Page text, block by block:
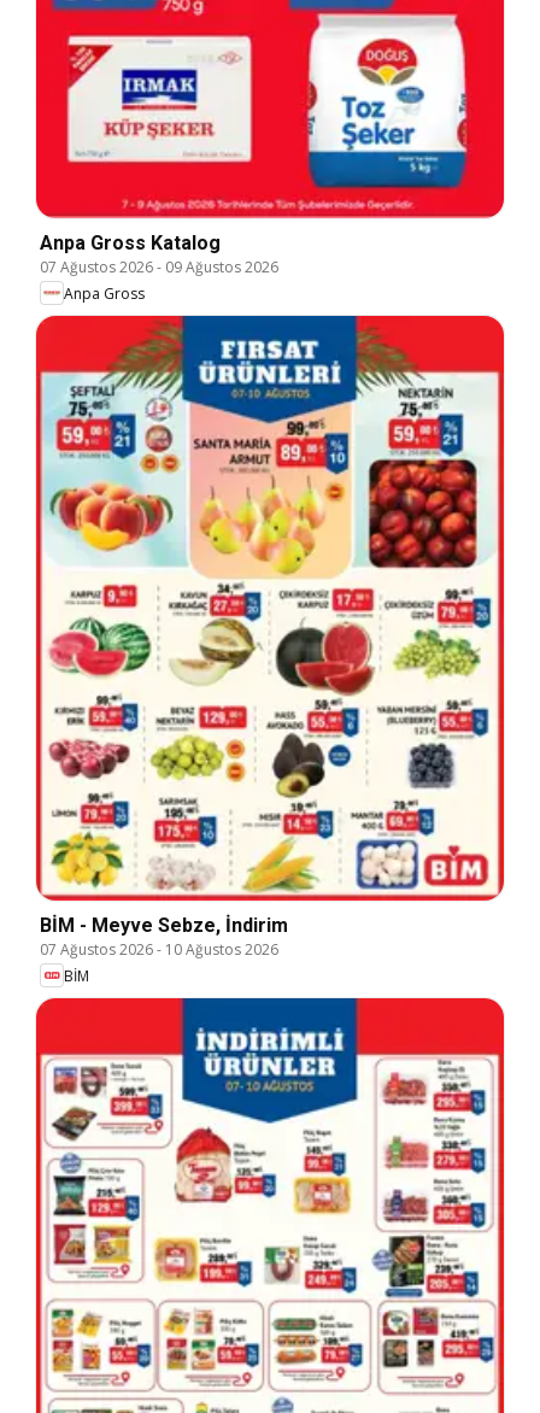
Anpa Gross Katalog
07 Ağustos 2026- 09 Ağustos 2026
Anpa Gross
BİM - Meyve Sebze, İndirim
07 Ağustos 2026- 10 Ağustos 2026
BİM